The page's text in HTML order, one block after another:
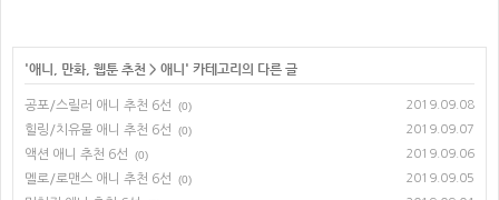
'애니, 만화, 웹툰 추천 > 애니 ' 카테고리의 다른 글
공포/스릴러 애니 추천 6선 (0) 2019.09.08
힐링/치유물 애니 추천 6선 (0) 2019.09.07
액션 애니 추천 6선 (0) 2019.09.06
멜로/로맨스 애니 추천 6선 (0) 2019.09.05